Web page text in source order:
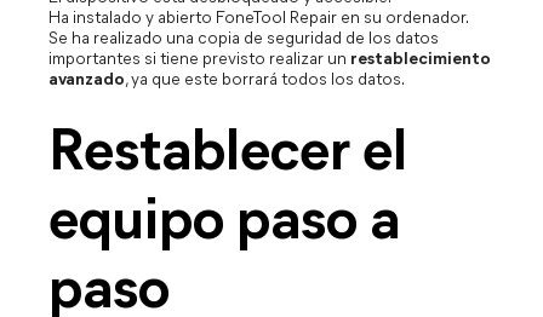
Ha instalado y abierto FoneTool Repair en su ordenador.
Se ha realizado una copia de seguridad de los datos
importantes si tiene previsto realizar un restablecimiento
avanzado, ya que este borrará todos los datos.
Restablecer el
equipo paso a
paso